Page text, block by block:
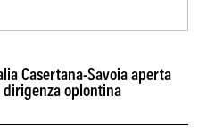
Casertana-Savoia aperta
oplontina